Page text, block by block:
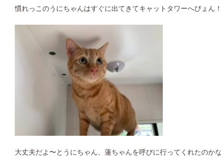
慣れっこのうにちゃんはすぐに出てきてキャットタワーへぴょん
大丈夫だよ〜とうにちゃん、蓮ちゃんを呼びに行ってくれたのか